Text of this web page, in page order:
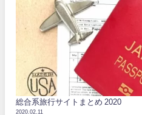
総合系旅行サイトまとめ 2020
2020.02.11